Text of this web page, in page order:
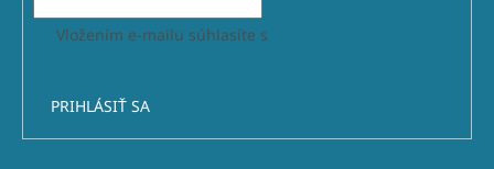
Vložením e-mailu súhlasíte s
PRIHLÁSIŤ SA